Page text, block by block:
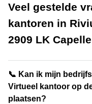
Veel gestelde
kantoren in
2909 LK
📞 Kan ik mijn
Virtueel kantoor op
plaatsen?